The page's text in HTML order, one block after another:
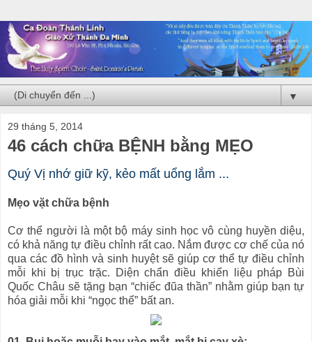
▼
29 tháng 5, 2014
46 cách chữa BỆNH bằng MẸO
Quý Vị nhớ giữ kỹ, kẻo mất uổng lắm ...
Mẹo vặt chữa bệnh
Cơ thể người là một bộ máy sinh học vô cùng huyền diệu,
có khả năng tự điều chỉnh rất cao. Nắm được cơ chế của nó
qua các đồ hình và sinh huyệt sẽ giúp cơ thể tự điều chỉnh
mỗi khi bị trục trặc. Diện chẩn điều khiển liệu pháp Bùi
Quốc Châu sẽ tặng bạn “chiếc đũa thần” nhằm giúp bạn tự
hóa giải mỗi khi “ngọc thể” bất an.